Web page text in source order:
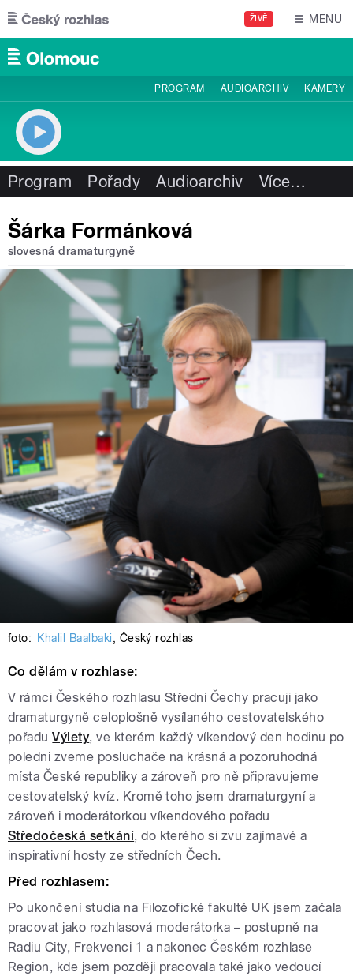
Přejít k hlavnímu obsahu
ŽIVĚ MENU
PROGRAM AUDIOARCHIV KAMERY
Program Pořady Audioarchiv Více…
Šárka Formánková
slovesná dramaturgyně
foto: Khalil Baalbaki, Český rozhlas
Co dělám v rozhlase:
V rámci Českého rozhlasu Střední Čechy pracuji jako
dramaturgyně celoplošně vysílaného cestovatelského
pořaduVýlety, ve kterém každý víkendový den hodinu po
poledni zveme posluchače na krásná a pozoruhodná
místa České republiky a zároveň pro ně připravujeme
cestovatelský kvíz. Kromě toho jsem dramaturgyní a
zároveň i moderátorkou víkendového pořadu
Středočeská setkání, do kterého si zvu zajímavé a
inspirativní hosty ze středních Čech.
Před rozhlasem:
Po ukončení studia na Filozofické fakultě UK jsem začala
pracovat jako rozhlasová moderátorka – postupně na
Radiu City, Frekvenci 1 a nakonec Českém rozhlase
Region, kde jsem později pracovala také jako vedoucí